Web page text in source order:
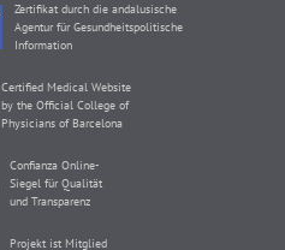
Zertifikat durch die andalusische
Agentur für Gesundheitspolitische
Information
Certified Medical Website
by the Official College of
Physicians of Barcelona
Confianza Online-
Siegel für Qualität
und Transparenz
Projekt ist Mitglied